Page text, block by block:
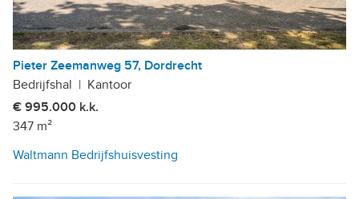
Pieter Zeemanweg 57, Dordrecht
Bedrijfshal | Kantoor
€ 995.000 k.k.
347 m²
Waltmann Bedrijfshuisvesting